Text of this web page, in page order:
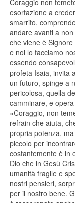
esortazione a
smarrito,
andare avanti a
che viene è
e noi lo facciamo
essendo
profeta Isaia, invita
un futuro, spinge a
pericolosa, quella
camminare, e
«Coraggio, non
refrain che aiuta,
propria potenza,
piccolo per
costantemente è in
Dio che in Gesù
umanità fragile e
nostri pensieri,
per il nostro bene.